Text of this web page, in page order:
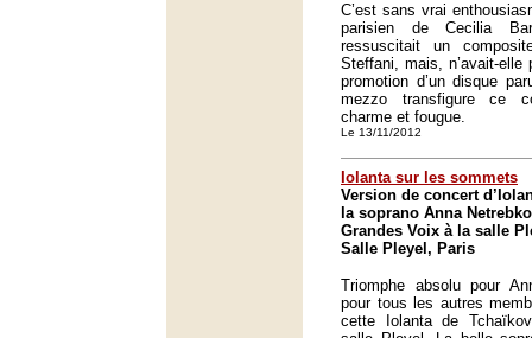
C’est sans vrai
parisien de Cecilia
ressuscitait un
Steffani, mais, n’avait-
promotion d’un disque
mezzo transfigure ce
charme et fougue.
Le 13/11/2012
Iolanta sur les sommets
Version de concert
la soprano Anna
Grandes Voix à la salle
Salle Pleyel, Paris
Triomphe absolu pour
pour tous les autres
cette Iolanta de